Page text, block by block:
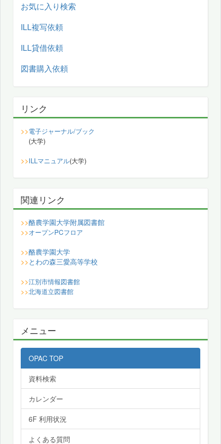
お気に入り検索
ILL複写依頼
ILL貸借依頼
図書購入依頼
リンク
>>電子ジャーナル/ブック
(大学)
>>ILLマニュアル(大学)
関連リンク
>>酪農学園大学附属図書館
>>オープンPCフロア
>>酪農学園大学
>> とわの森三愛高等学校
>>江別市情報図書館
>>北海道立図書館
メニュー
OPAC TOP
資料検索
カレンダー
6F 利用状況
よくある質問